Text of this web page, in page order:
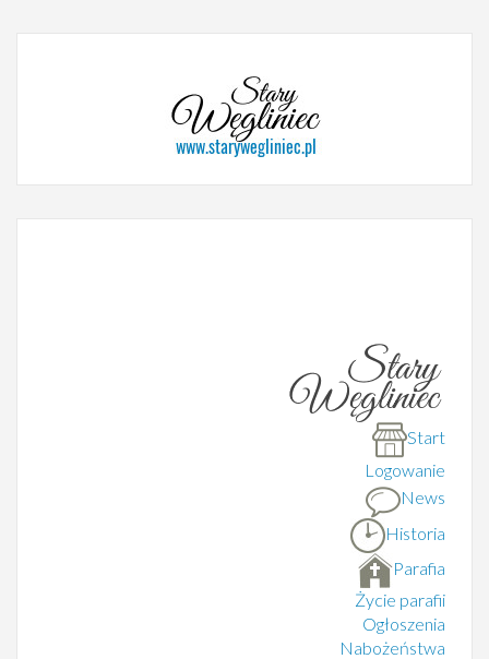
Start
Logowanie
News
Historia
Parafia
Życie parafii
Ogłoszenia
Nabożeństwa